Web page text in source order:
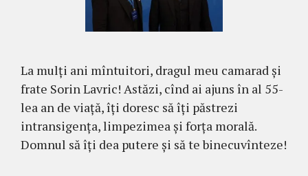
La mulți ani mîntuitori, dragul meu camarad și
frate Sorin Lavric! Astăzi, cînd ai ajuns în al 55-
lea an de viață, îți doresc să îți păstrezi
intransigența, limpezimea și forța morală.
Domnul să îți dea putere și să te binecuvînteze!